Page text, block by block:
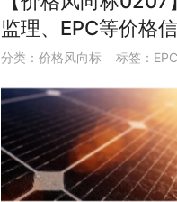
监理、EPC等价格
分类： 价格风向标 标签：